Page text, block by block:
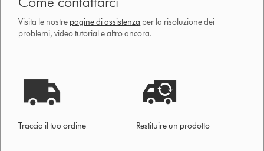
Visita le nostre pagine di assistenza per la risoluzione dei
problemi, video tutorial e altro ancora.
Traccia il tuo ordine Restituire un prodotto